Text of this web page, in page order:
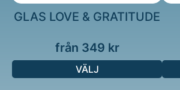
GLAS LOVE & GRATITUDE
från 349 kr
VÄLJ